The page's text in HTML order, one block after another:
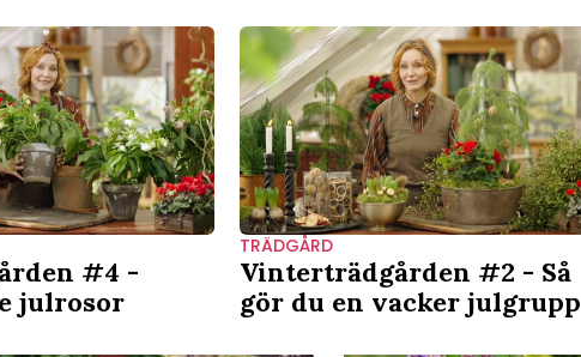
#4 -
julrosor
TRÄDGÅRD
Vinterträdgården #2 - Så
gör du en vacker julgrupp